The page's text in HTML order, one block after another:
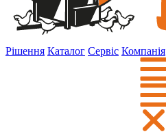
Рішення Каталог Сервіс Компанія